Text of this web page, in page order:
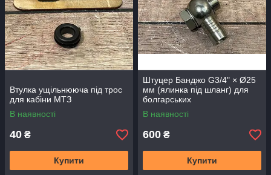
Втулка ущільнююча під трос
для кабіни МТЗ
В наявності
40 ₴
Купити
Штуцер Банджо G3/4" × Ø25
мм (ялинка під шланг) для
болгарських
гідророзподільників Z80
(обратка)
В наявності
600 ₴
Купити